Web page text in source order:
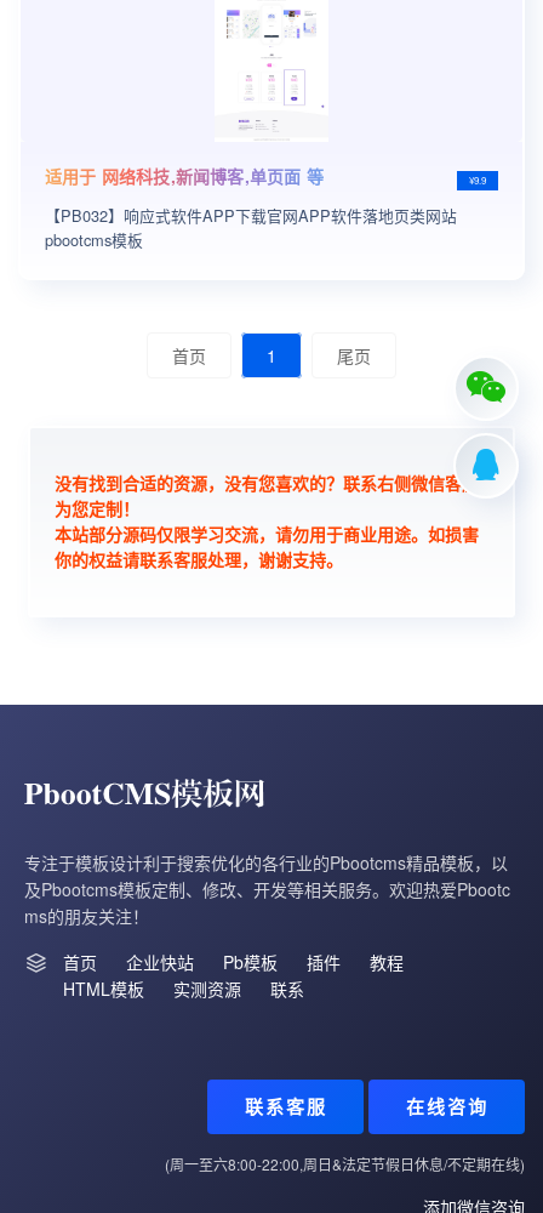
适用于 网络科技,新闻博客,单页面 等
【PB032】响应式软件APP下载官网APP软件落地页类网站
pbootcms模板
¥9.9
首页 1 尾页
没有找到合适的资源，没有您喜欢的？联系右侧微信客服
为您定制！
本站部分源码仅限学习交流，请勿用于商业用途。如损害
你的权益请联系客服处理，谢谢支持。
专注于模板设计利于搜索优化的各行业的Pbootcms精品模板，以
及Pbootcms模板定制、修改、开发等相关服务。欢迎热爱Pbootc
ms的朋友关注！
首页
企业快站 Pb模板 插件
教程
HTML模板
实测资源 联系
联系客服 在线咨询
(周一至六8:00-22:00,周日&法定节假日休息/不定期在线)
添加微信咨询